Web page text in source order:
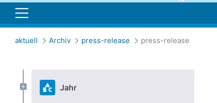
Archiv
aktuell Archiv press-release press-release
Jahr